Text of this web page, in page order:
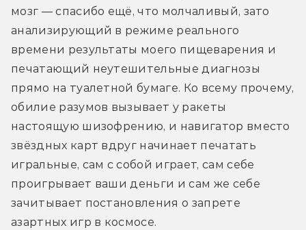
мозг — спасибо ещё, что молчаливый, зато
анализирующий в режиме реального
времени результаты моего пищеварения и
печатающий неутешительные диагнозы
прямо на туалетной бумаге. Ко всему прочему,
обилие разумов вызывает у ракеты
настоящую шизофрению, и навигатор вместо
звёздных карт вдруг начинает печатать
игральные, сам с собой играет, сам себе
проигрывает ваши деньги и сам же себе
зачитывает постановления о запрете
азартных игр в космосе.